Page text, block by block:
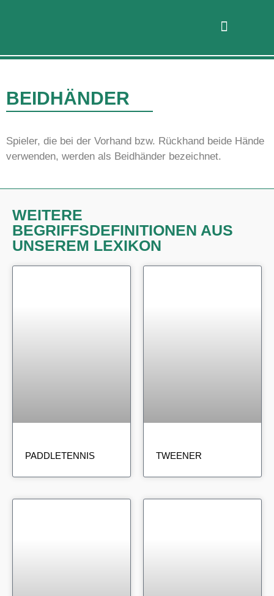
BEIDHÄNDER
Spieler, die bei der Vorhand bzw. Rückhand beide Hände
verwenden, werden als Beidhänder bezeichnet.
WEITERE
BEGRIFFSDEFINITIONEN AUS
UNSEREM LEXIKON
PADDLETENNIS TWEENER